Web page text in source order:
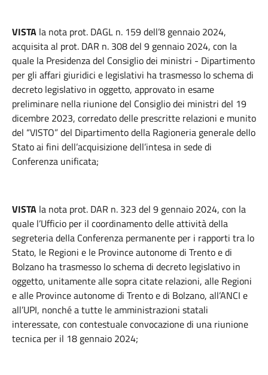
VISTA la nota prot. DAGL n. 159 dell’8 gennaio 2024,
acquisita al prot. DAR n. 308 del 9 gennaio 2024, con la
quale la Presidenza del Consiglio dei ministri - Dipartimento
per gli affari giuridici e legislativi ha trasmesso lo schema di
decreto legislativo in oggetto, approvato in esame
preliminare nella riunione del Consiglio dei ministri del 19
dicembre 2023, corredato delle prescritte relazioni e munito
del “VISTO” del Dipartimento della Ragioneria generale dello
Stato ai fini dell’acquisizione dell’intesa in sede di
Conferenza unificata;
VISTA la nota prot. DAR n. 323 del 9 gennaio 2024, con la
quale l’Ufficio per il coordinamento delle attività della
segreteria della Conferenza permanente per i rapporti tra lo
Stato, le Regioni e le Province autonome di Trento e di
Bolzano ha trasmesso lo schema di decreto legislativo in
oggetto, unitamente alle sopra citate relazioni, alle Regioni
e alle Province autonome di Trento e di Bolzano, all’ANCI e
all’UPI, nonché a tutte le amministrazioni statali
interessate, con contestuale convocazione di una riunione
tecnica per il 18 gennaio 2024;